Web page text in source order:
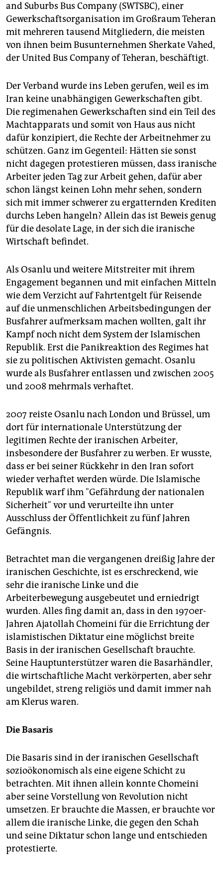
and Suburbs Bus Company (SWTSBC), einer
Gewerkschaftsorganisation im Großraum Teheran
mit mehreren tausend Mitgliedern, die meisten
von ihnen beim Busunternehmen Sherkate Vahed,
der United Bus Company of Teheran, beschäftigt.
Der Verband wurde ins Leben gerufen, weil es im
Iran keine unabhängigen Gewerkschaften gibt.
Die regimenahen Gewerkschaften sind ein Teil des
Machtapparats und somit von Haus aus nicht
dafür konzipiert, die Rechte der Arbeitnehmer zu
schützen. Ganz im Gegenteil: Hätten sie sonst
nicht dagegen protestieren müssen, dass iranische
Arbeiter jeden Tag zur Arbeit gehen, dafür aber
schon längst keinen Lohn mehr sehen, sondern
sich mit immer schwerer zu ergatternden Krediten
durchs Leben hangeln? Allein das ist Beweis genug
für die desolate Lage, in der sich die iranische
Wirtschaft befindet.
Als Osanlu und weitere Mitstreiter mit ihrem
Engagement begannen und mit einfachen Mitteln
wie dem Verzicht auf Fahrtentgelt für Reisende
auf die unmenschlichen Arbeitsbedingungen der
Busfahrer aufmerksam machen wollten, galt ihr
Kampf noch nicht dem System der Islamischen
Republik. Erst die Panikreaktion des Regimes hat
sie zu politischen Aktivisten gemacht. Osanlu
wurde als Busfahrer entlassen und zwischen 2005
und 2008 mehrmals verhaftet.
2007 reiste Osanlu nach London und Brüssel, um
dort für internationale Unterstützung der
legitimen Rechte der iranischen Arbeiter,
insbesondere der Busfahrer zu werben. Er wusste,
dass er bei seiner Rückkehr in den Iran sofort
wieder verhaftet werden würde. Die Islamische
Republik warf ihm "Gefährdung der nationalen
Sicherheit" vor und verurteilte ihn unter
Ausschluss der Öffentlichkeit zu fünf Jahren
Gefängnis.
Betrachtet man die vergangenen dreißig Jahre der
iranischen Geschichte, ist es erschreckend, wie
sehr die iranische Linke und die
Arbeiterbewegung ausgebeutet und erniedrigt
wurden. Alles fing damit an, dass in den 1970er-
Jahren Ajatollah Chomeini für die Errichtung der
islamistischen Diktatur eine möglichst breite
Basis in der iranischen Gesellschaft brauchte.
Seine Hauptunterstützer waren die Basarhändler,
die wirtschaftliche Macht verkörperten, aber sehr
ungebildet, streng religiös und damit immer nah
am Klerus waren.
Die Basaris
Die Basaris sind in der iranischen Gesellschaft
sozioökonomisch als eine eigene Schicht zu
betrachten. Mit ihnen allein konnte Chomeini
aber seine Vorstellung von Revolution nicht
umsetzen. Er brauchte die Massen, er brauchte vor
allem die iranische Linke, die gegen den Schah
und seine Diktatur schon lange und entschieden
protestierte.